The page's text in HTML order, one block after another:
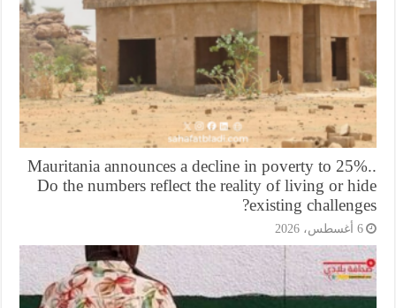
Mauritania announces a decline in poverty to
Do the numbers reflect the reality of living or
existing